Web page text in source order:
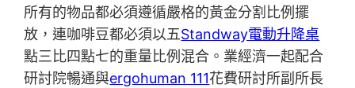
所有的物品都必須遵循嚴格的黃金分割比例擺
放，連咖啡豆都必須以五Standway電動升降桌
點三比四點七的重量比例混合。業經濟一起配合
研討院暢通與ergohuman 111花費研討所副所長